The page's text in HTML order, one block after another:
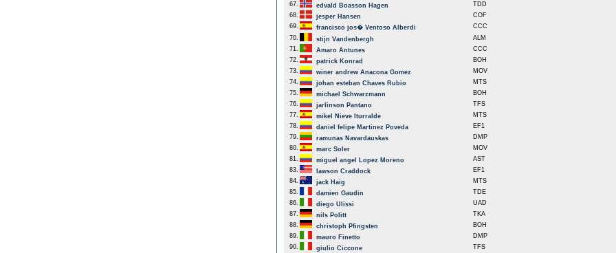
67.
edvald Boasson Hagen TDD
68.
jesper Hansen COF
69.
francisco jos� Ventoso Alberdi CCC
70.
stijn Vandenbergh ALM
71.
Amaro Antunes CCC
72.
patrick Konrad BOH
73.
winer andrew Anacona Gomez MOV
74.
johan esteban Chaves Rubio MTS
75.
michael Schwarzmann BOH
76.
jarlinson Pantano TFS
77.
mikel Nieve Iturralde MTS
78.
daniel felipe Martinez Poveda EF1
79.
ramunas Navardauskas DMP
80.
marc Soler MOV
81.
miguel angel Lopez Moreno AST
83.
lawson Craddock EF1
84.
jack Haig MTS
85.
damien Gaudin TDE
86.
diego Ulissi UAD
87.
nils Politt TKA
88.
christoph Pfingsten BOH
89.
mauro Finetto DMP
90.
giulio Ciccone TFS